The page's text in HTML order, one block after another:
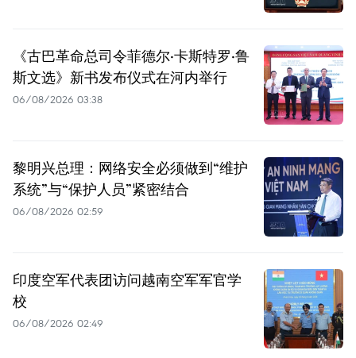
《古巴革命总司令菲德尔·卡斯特罗·鲁
斯文选》新书发布仪式在河内举行
06/08/2026 03:38
黎明兴总理：网络安全必须做到“维护
系统”与“保护人员”紧密结合
06/08/2026 02:59
印度空军代表团访问越南空军军官学
校
06/08/2026 02:49